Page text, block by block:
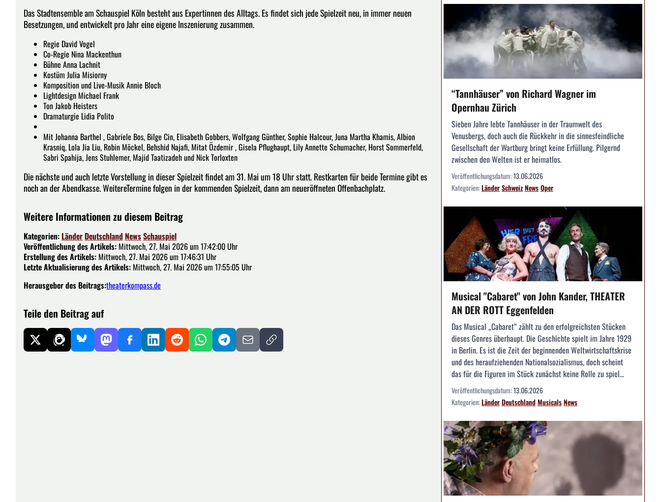
Das Stadtensemble am Schauspiel Köln besteht aus Expertinnen des Alltags. Es findet sich jede Spielzeit neu, in immer neuen
Besetzungen, und entwickelt pro Jahr eine eigene Inszenierung zusammen.
Regie David Vogel
Co-Regie Nina Mackenthun
Bühne Anna Lachnit
Kostüm Julia Misiorny
Komposition und Live-Musik Annie Bloch
Lightdesign Michael Frank
Ton Jakob Heisters
Dramaturgie Lidia Polito
Mit Johanna Barthel , Gabriele Bos, Bilge Cin, Elisabeth Gobbers, Wolfgang Günther, Sophie Halcour, Juna Martha Khamis, Albion
Krasniq, Lola Jia Liu, Robin Möckel, Behshid Najafi, Mitat Özdemir , Gisela Pflughaupt, Lily Annette Schumacher, Horst Sommerfeld,
Sabri Spahija, Jens Stuhlemer, Majid Taatizadeh und Nick Torloxten
Die nächste und auch letzte Vorstellung in dieser Spielzeit findet am 31. Mai um 18 Uhr statt. Restkarten für beide Termine gibt es
noch an der Abendkasse. WeitereTermine folgen in der kommenden Spielzeit, dann am neueröffneten Offenbachplatz.
Weitere Informationen zu diesem Beitrag
Kategorien: Länder Deutschland NewsSchauspiel
Veröffentlichung des Artikels: Mittwoch, 27. Mai 2026 um 17:42:00 Uhr
Erstellung des Artikels: Mittwoch, 27. Mai 2026 um 17:46:31 Uhr
Letzte Aktualisierung des Artikels: Mittwoch, 27. Mai 2026 um 17:55:05 Uhr
Herausgeber des Beitrags:theaterkompass.de
Teile den Beitrag auf
“Tannhäuser” von Richard Wagner im
Opernhau Zürich
Sieben Jahre lebte Tannhäuser in der Traumwelt des
Venusbergs, doch auch die Rückkehr in die sinnesfeindliche
Gesellschaft der Wartburg bringt keine Erfüllung. Pilgernd
zwischen den Welten ist er heimatlos.
Veröffentlichungsdatum:13.06.2026
Kategorien:LänderSchweizNewsOper
Musical "Cabaret" von John Kander, THEATER
AN DER ROTT Eggenfelden
Das Musical „Cabaret“ zählt zu den erfolgreichsten Stücken
dieses Genres überhaupt. Die Geschichte spielt im Jahre 1929
in Berlin. Es ist die Zeit der beginnenden Weltwirtschaftskrise
und des heraufziehenden Nationalsozialismus, doch scheint
das für die Figuren im Stück zunächst keine Rolle zu spiel...
Veröffentlichungsdatum:13.06.2026
Kategorien:LänderDeutschlandMusicalsNews